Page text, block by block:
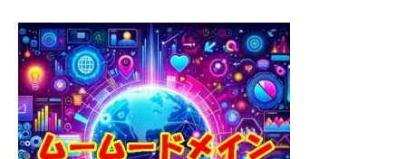
め
よ
う！
about
お
名
前.com
と
ム